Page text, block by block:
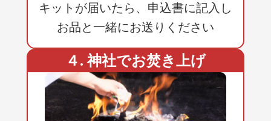
キットが届いたら、申込書に記入し
お品と一緒にお送りください
４. 神社でお焚き上げ